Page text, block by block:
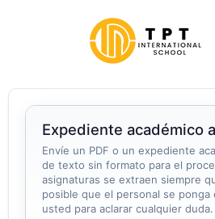
Expediente académico
Envíe un PDF o un expediente
de texto sin formato para el
asignaturas se extraen siempre
posible que el personal se ponga
usted para aclarar cualquier duda.